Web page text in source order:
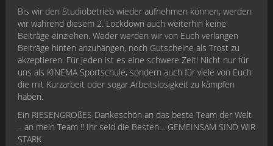
Bis wir den Studiobetrieb wieder aufnehmen können, werden
wir während diesem 2. Lockdown auch weiterhin keine
Beiträge einziehen. Weder werden wir von Euch verlangen
Beiträge hinten anzuhängen, noch Gutscheine als Trost zu
akzeptieren. Für jeden ist es eine schwere Zeit! Nicht nur für
uns als KINEMA Sportschule, sondern auch für viele von Euch
die mit Kurzarbeit oder sogar Arbeitslosigkeit zu kämpfen
haben.
Ein RIESENGROßES Dankeschön an das beste Team der Welt
– an mein Team !! Ihr seid die Besten… GEMEINSAM SIND WIR
STARK